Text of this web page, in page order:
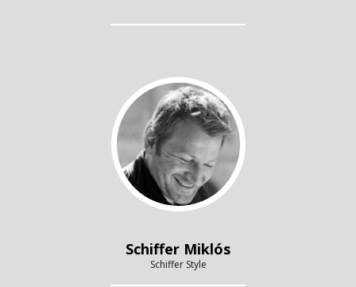
Schiffer Miklós
Schiffer Style